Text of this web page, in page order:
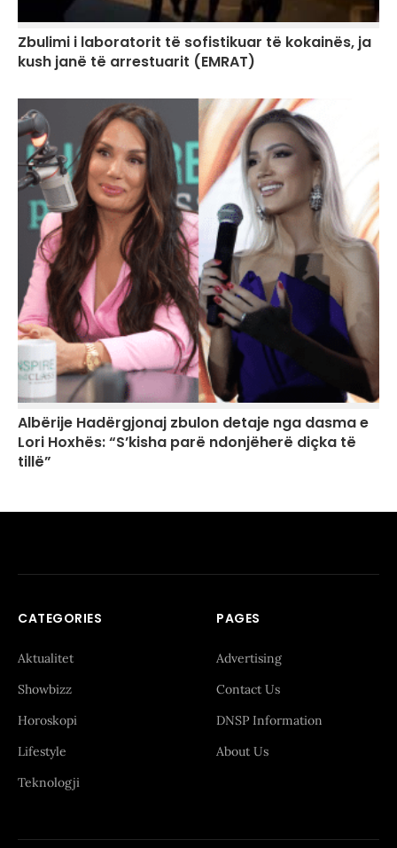
Zbulimi i laboratorit të sofistikuar të kokainës, ja
kush janë të arrestuarit (EMRAT)
Albërije Hadërgjonaj zbulon detaje nga dasma e
Lori Hoxhës: “S’kisha parë ndonjëherë diçka të
tillë”
CATEGORIES
Aktualitet
Showbizz
Horoskopi
Lifestyle
Teknologji
PAGES
Advertising
Contact Us
DNSP Information
About Us